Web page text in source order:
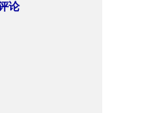
论